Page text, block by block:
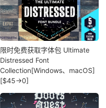
限时免费获取字体包 Ultimate
Distressed Font
Collection[Windows、macOS]
[$45→0]